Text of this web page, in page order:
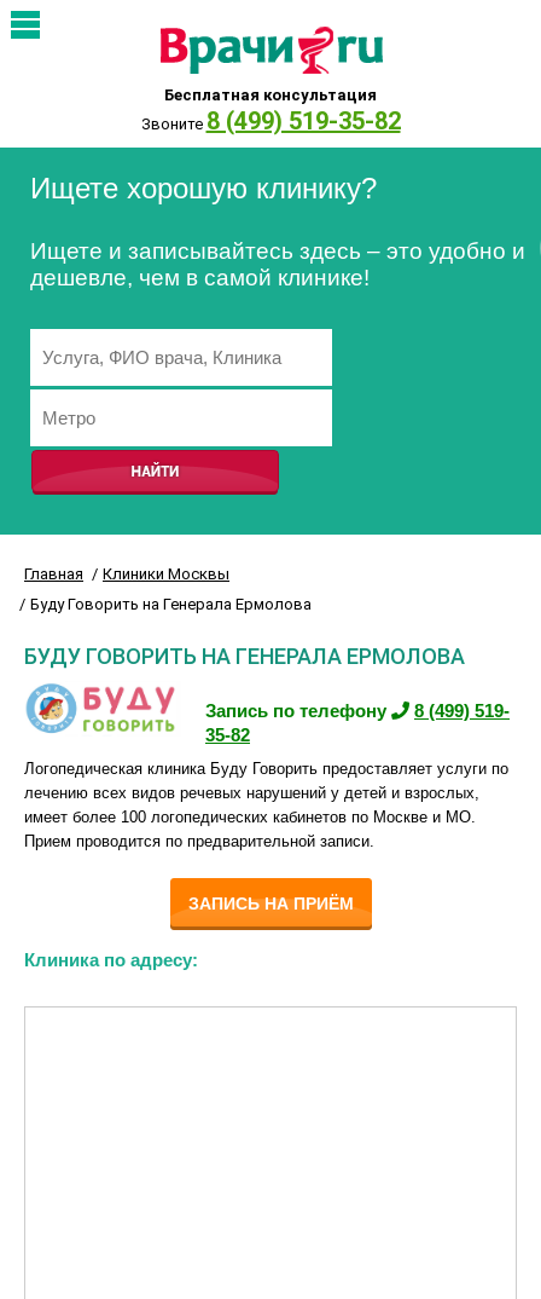
Бесплатная консультация
Звоните 8 (499) 519-35-82
Ищете хорошую клинику?
Ищете и записывайтесь здесь – это удобно и
дешевле, чем в самой клинике!
Главная
Клиники Москвы
Буду Говорить на Генерала Ермолова
БУДУ ГОВОРИТЬ НА ГЕНЕРАЛА ЕРМОЛОВА
Запись по телефону
8 (499) 519-
35-82
Логопедическая клиника Буду Говорить предоставляет услуги по
лечению всех видов речевых нарушений у детей и взрослых,
имеет более 100 логопедических кабинетов по Москве и МО.
Прием проводится по предварительной записи.
ЗАПИСЬ НА ПРИЁМ
Клиника по адресу: